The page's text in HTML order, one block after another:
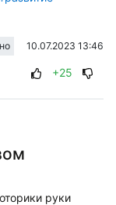
10.07.2023 13:46
+25
руки